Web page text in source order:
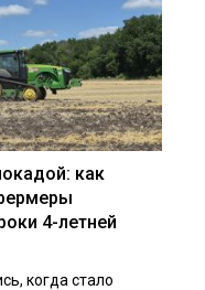
как
4-летней
когда стало